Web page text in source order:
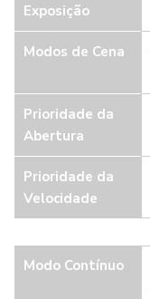
Exposição
Modos de Cena
Prioridade da
Abertura
Prioridade da
Velocidade
Modo Contínuo